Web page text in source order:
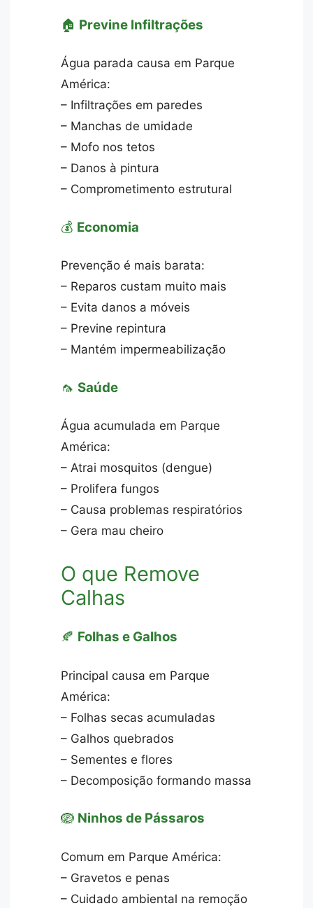
🏠 Previne Infiltrações
Água parada causa em Parque
América:
– Infiltrações em paredes
– Manchas de umidade
– Mofo nos tetos
– Danos à pintura
– Comprometimento estrutural
💰 Economia
Prevenção é mais barata:
– Reparos custam muito mais
– Evita danos a móveis
– Previne repintura
– Mantém impermeabilização
🦟 Saúde
Água acumulada em Parque
América:
– Atrai mosquitos (dengue)
– Prolifera fungos
– Causa problemas respiratórios
– Gera mau cheiro
O que Remove
Calhas
🍂 Folhas e Galhos
Principal causa em Parque
América:
– Folhas secas acumuladas
– Galhos quebrados
– Sementes e flores
– Decomposição formando massa
🪺 Ninhos de Pássaros
Comum em Parque América:
– Gravetos e penas
– Cuidado ambiental na remoção